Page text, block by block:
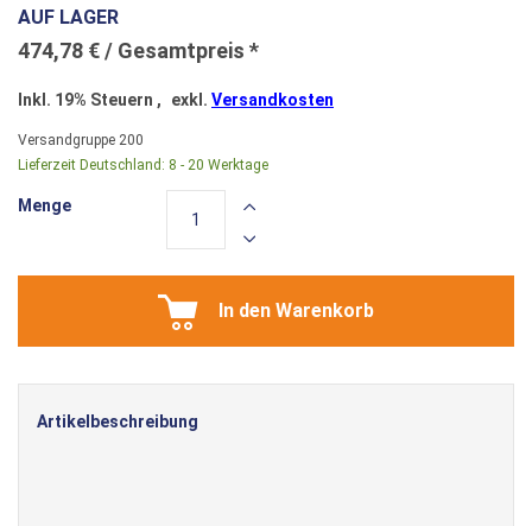
AUF LAGER
474,78 €
Inkl. 19% Steuern , exkl. Versandkosten
Versandgruppe 200
Lieferzeit Deutschland: 8 - 20 Werktage
Menge
In den Warenkorb
Artikelbeschreibung